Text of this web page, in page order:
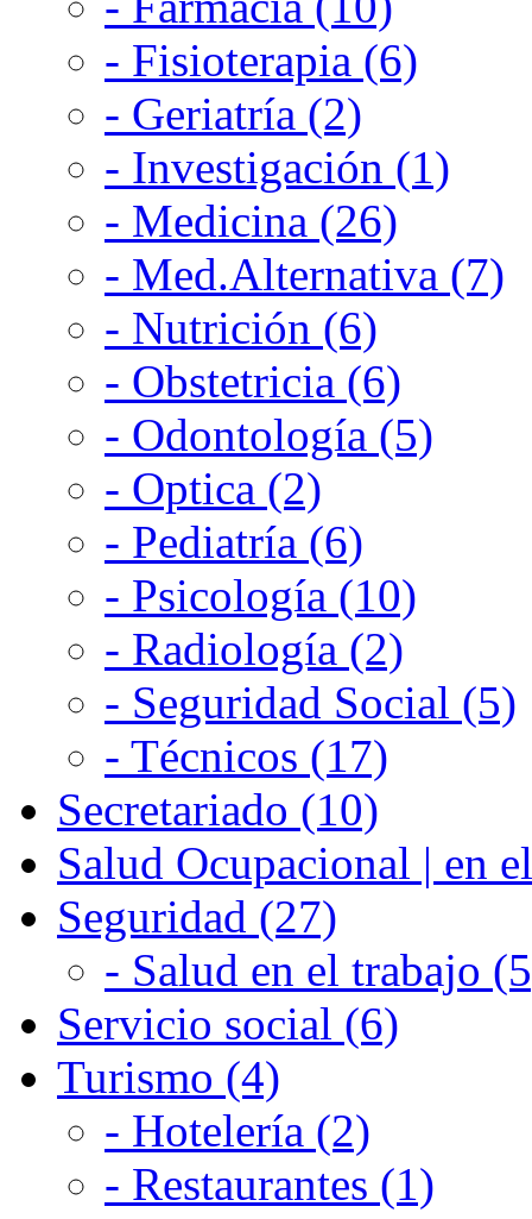
- Fisioterapia (6)
- Geriatría (2)
- Investigación (1)
- Medicina (26)
- Med.Alternativa (7)
- Nutrición (6)
- Obstetricia (6)
- Odontología (5)
- Optica (2)
- Pediatría (6)
- Psicología (10)
- Radiología (2)
- Seguridad Social (5)
- Técnicos (17)
Secretariado (10)
Salud Ocupacional | en
Seguridad (27)
- Salud en el trabajo
Servicio social (6)
Turismo (4)
- Hotelería (2)
- Restaurantes (1)